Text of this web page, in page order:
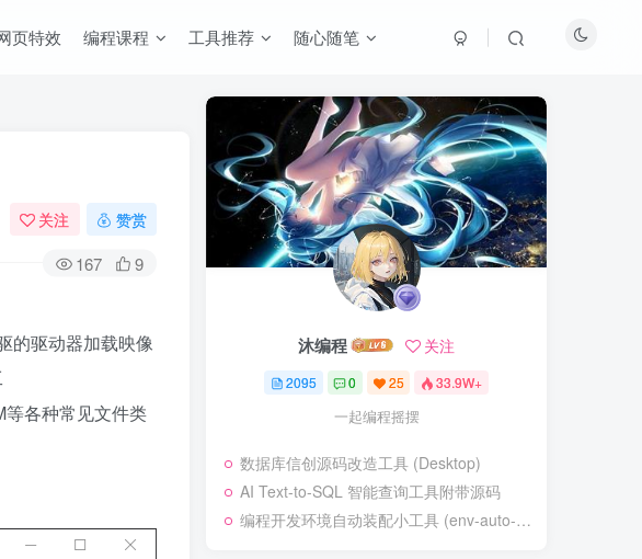
页特效 编程课程 工具推荐 随心随笔
关注 赞赏
167 9
的驱动器加载映像
等各种常见文件类
沐编程 关注
2095 0 25 33.9W+
一起编程摇摆
数据库信创源码改造工具 (Desktop)
AI Text-to-SQL 智能查询工具附带源码
编程开发环境自动装配小工具 (env-auto-setup)